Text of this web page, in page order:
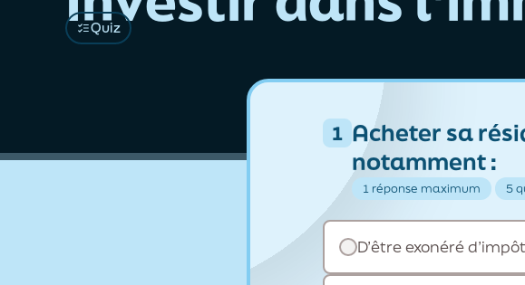
Quiz
1 Acheter sa
notamment :
1 réponse maximum 5
D’être exonéré